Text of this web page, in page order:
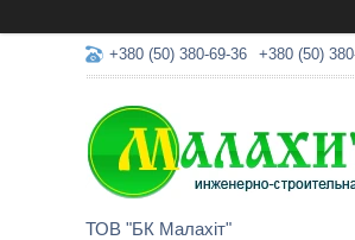
+380 (50) 380-69-36 +380 (50)
ТОВ "БК Малахіт"